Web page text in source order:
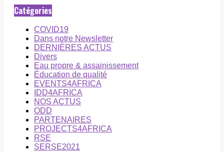
Catégories
COVID19
Dans notre Newsletter
DERNIÈRES ACTUS
Divers
Eau propre & assainissement
Éducation de qualité
EVENTS4AFRICA
IDD4AFRICA
NOS ACTUS
ODD
PARTENAIRES
PROJECTS4AFRICA
RSE
SERSE2021